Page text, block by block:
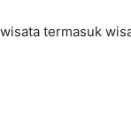
termasuk